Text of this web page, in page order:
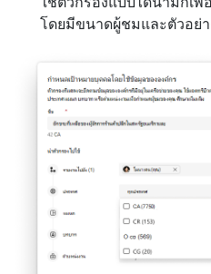
โดยมีขนาดผู้ชมและตัวอย่